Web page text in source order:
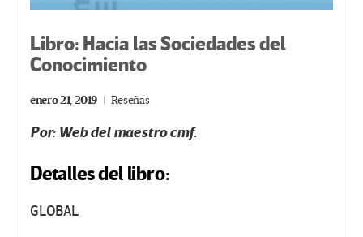
Libro: Hacia las Sociedades del
Conocimiento
enero 21, 2019 Reseñas
Por: Web del maestro cmf.
Detalles del libro:
GLOBAL